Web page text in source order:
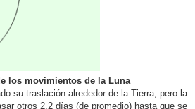
los movimientos de la Luna
su traslación alrededor de la Tierra, pero la
otros 2.2 días (de promedio) hasta que se